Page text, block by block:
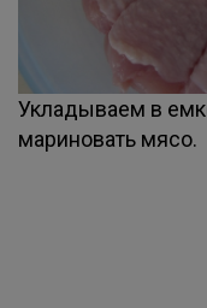
Укладываем в
мариновать мясо.